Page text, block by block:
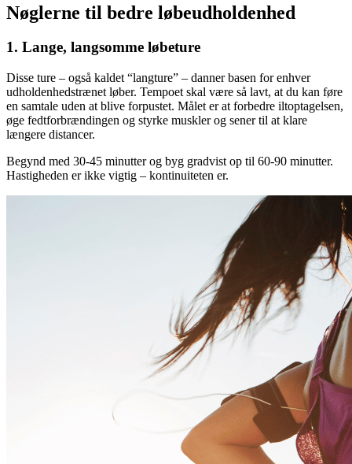
Nøglerne til bedre løbeudholdenhed
1. Lange, langsomme løbeture
Disse ture – også kaldet “langture” – danner basen for enhver
udholdenhedstrænet løber. Tempoet skal være så lavt, at du kan føre
en samtale uden at blive forpustet. Målet er at forbedre iltoptagelsen,
øge fedtforbrændingen og styrke muskler og sener til at klare
længere distancer.
Begynd med 30-45 minutter og byg gradvist op til 60-90 minutter.
Hastigheden er ikke vigtig – kontinuiteten er.